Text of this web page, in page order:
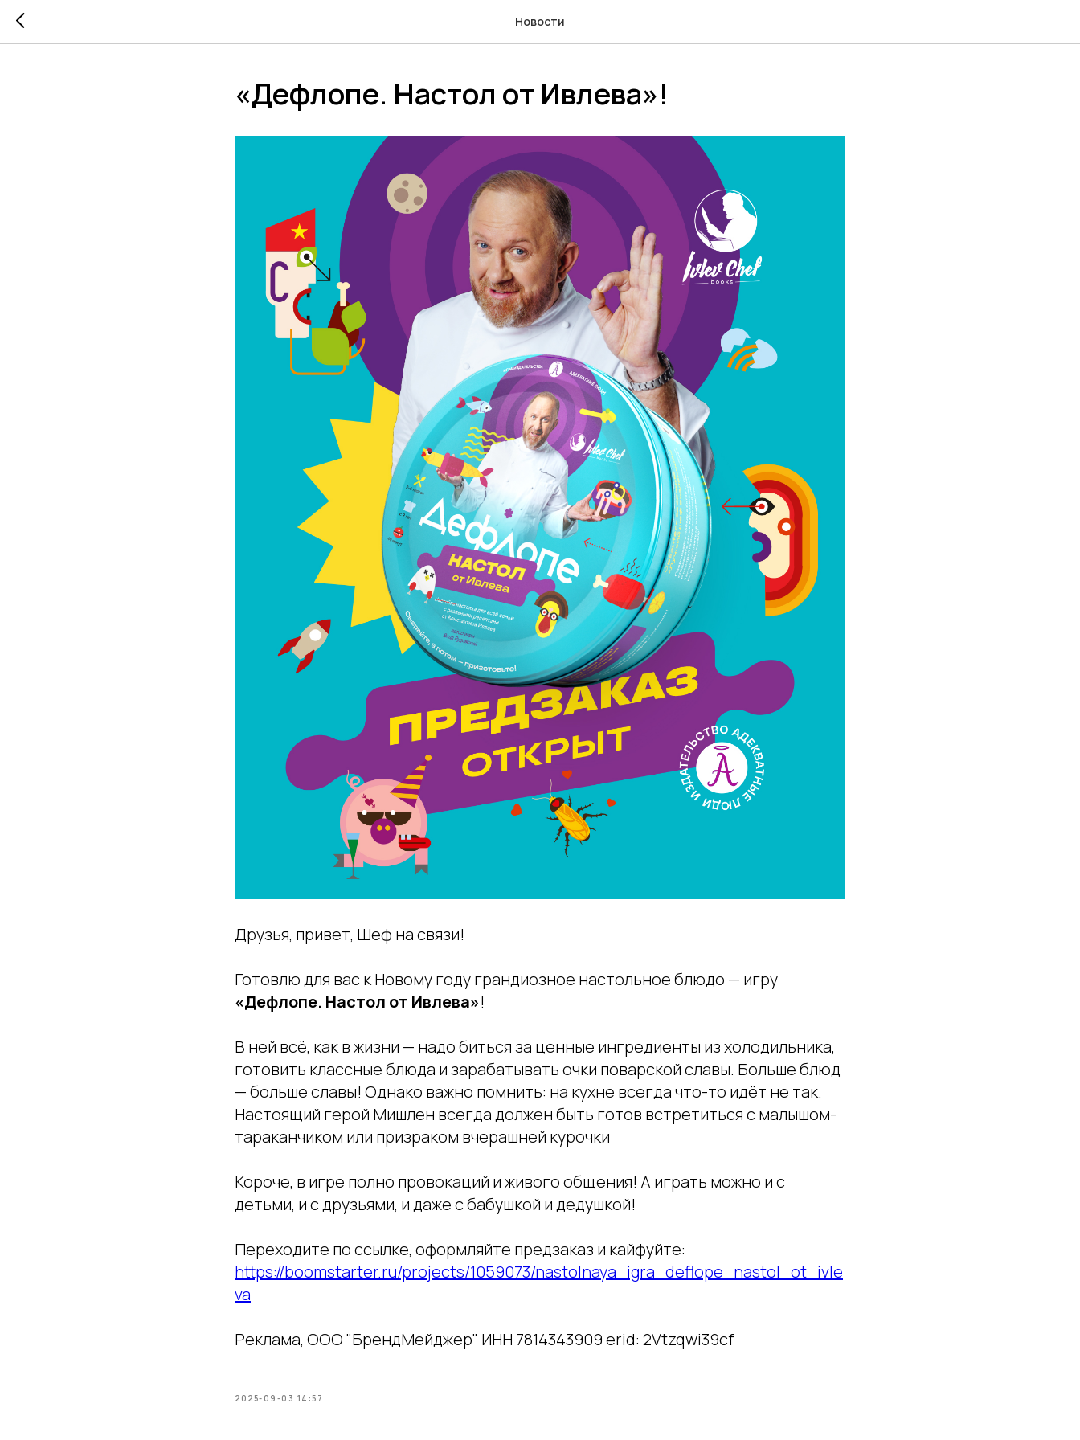
Новости
«Дефлопе. Настол от Ивлева»!
Друзья, привет, Шеф на связи!
Готовлю для вас к Новому году грандиозное настольное блюдо — игру
«Дефлопе. Настол от Ивлева»!
В ней всё, как в жизни — надо биться за ценные ингредиенты из холодильника,
готовить классные блюда и зарабатывать очки поварской славы. Больше блюд
— больше славы! Однако важно помнить: на кухне всегда что-то идёт не так.
Настоящий герой Мишлен всегда должен быть готов встретиться с малышом-
тараканчиком или призраком вчерашней курочки
Короче, в игре полно провокаций и живого общения! А играть можно и с
детьми, и с друзьями, и даже с бабушкой и дедушкой!
Переходите по ссылке, оформляйте предзаказ и кайфуйте:
https://boomstarter.ru/projects/1059073/nastolnaya_igra_deflope_nastol_ot_ivle
va
Реклама, ООО "БрендМейджер" ИНН 7814343909 erid: 2Vtzqwi39cf
2025-09-03 14:57